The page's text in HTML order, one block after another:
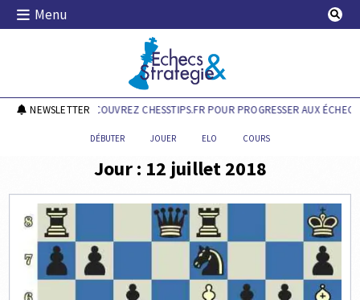
Skip
Menu
Echecs & Stratégie
NEWSLETTERDÉCOUVREZ CHESSTIPS.FR POUR PROGRESSER AUX ÉCHECS
DÉBUTER JOUER ELO COURS
Jour : 12 juillet 2018